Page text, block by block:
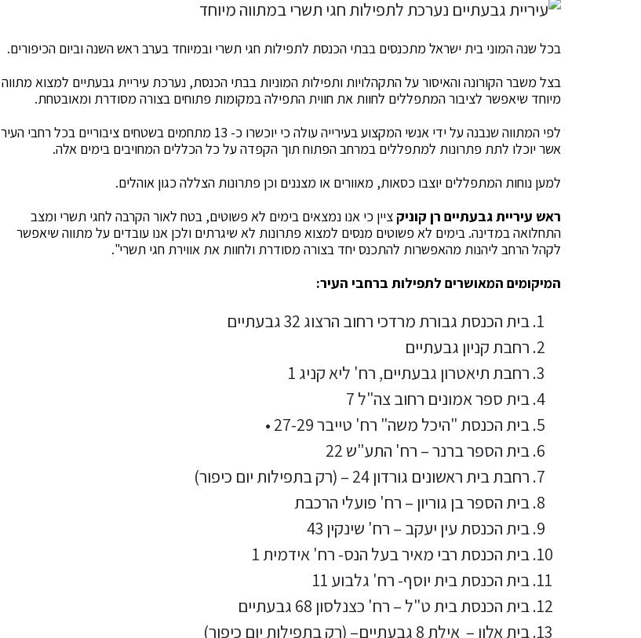
בכל שנה המוני בית ישראל מתכנסים בבתי הכנסת לתפילות חגי תשרי ובמיוחד בערב ראש השנה וביום הכיפורים.
בצל משבר הקורונה והאיסור על התקהלויות ותפילות המוניות בבתי הכנסת, נערכת עיריית גבעתיים למצוא מתווה
מיוחד שיאפשר לציבור המתפללים לחוות את חווית התפילה במקומות פתוחים בצורה מסודרת ומאובטחת.
לפי המתווה שנבנה על ידי אנשי המקצוע בעירייה עולה כי יוכשרו כ- 13 מתחמים בשטחים ציבוריים בכל רחבי העיר
אשר יוכלו לתת פתרונות למתפללים במרחב הפתוח תוך הקפדה על כל הכללים המחויבים בימים אלה.
למען נוחות המתפללים יוצבו כסאות, מאוורים או מצננים וכן פתרונות הצללה כגון אוהלים.
ראש עיריית גבעתיים רן קוניק ציין כי אנו נמצאים בימים לא פשוטים, בטח לאור הקרבה לחגי תשרי ומצב
התחלואה במדינה. בימים לא פשוטים מנסים למצוא פתרונות לא שיגרתים ולכן אנו עובדים על מתווה שיאפשר
לקהל הרחב ליהנות מהאפשרות להתכנס יחד בצורה מסודרת ולחוות את אווירת חגי תשרי".
המיקומים המאושרים לתפילות ברחבי העיר:
בית הכנסת גבורת מרדכי רחוב הרצוג 32 גבעתיים
רחבת קניון גבעתיים
רחבת תיאטרון גבעתיים, רח' ליא קניג 1
בית ספר אמונים רחוב צה"ל 7
בית הכנסת "היכל משה" רח' טייבר 27-29 •
בית הספר ברנר – רח' התע"ש 22
רחבת בית ראשונים גורדון 24 – (רק בתפילות יום כיפור)
בית הספר בן גוריון – רח' פועלי הרכבת
בית הכנסת עין יעקב – רח' שינקין 43
בית הכנסת רבי מאיר בעל הנס- רח' אידמית 1
בית הכנסת בית יוסף- רח' גלבוע 11
בית הכנסת בית ט"ל – רח' כצנלסון 68 גבעתיים
בית אלון – אילת 8 גבעתיים– (רק בתפילות יום כיפור)